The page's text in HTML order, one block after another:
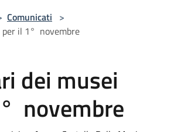
Comunicati >
per il 1° novembre
dei musei
novembre